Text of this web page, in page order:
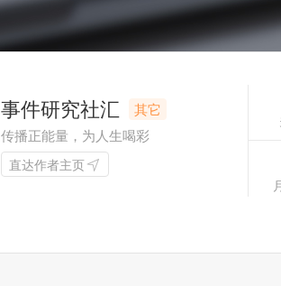
事件研究社汇
其它
传播正能量，为人生喝彩
直达作者主页